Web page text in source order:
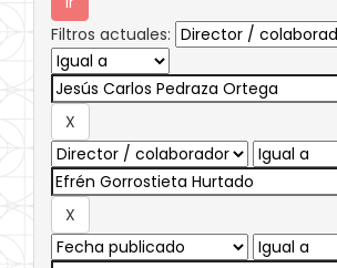
Filtros actuales: